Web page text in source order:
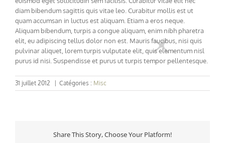
diam bibendum sagittis quis vitae leo. Curabitur mollis est ut
quam accumsan in luctus est aliquam. Etiam a eros neque.
Aliquam bibendum, turpis a congue aliquam, enim nibh pharetra
elit, eu adipiscing tellus dolor non est. Mauris faucibus, nisi quis
pulvinar aliquet, lorem turpis vulputate elit, quis elementum nisl
purus id nisi. Suspendisse et purus ut turpis tempor pellentesque.
31 juillet 2012 Catégories : Misc
Share This Story, Choose Your Platform!